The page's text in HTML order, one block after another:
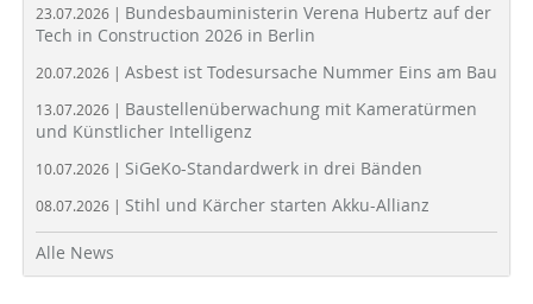
23.07.2026 | Bundesbauministerin Verena Hubertz auf der
Tech in Construction 2026 in Berlin
20.07.2026 | Asbest ist Todesursache Nummer Eins am Bau
13.07.2026 | Baustellenüberwachung mit Kameratürmen
und Künstlicher Intelligenz
10.07.2026 | SiGeKo-Standardwerk in drei Bänden
08.07.2026 | Stihl und Kärcher starten Akku-Allianz
Alle News